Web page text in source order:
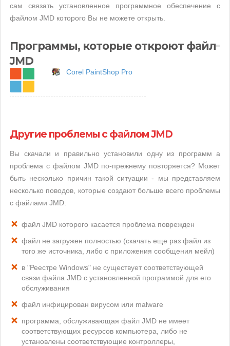
сам связать установленное программное обеспечение с
файлом JMD которого Вы не можете открыть.
Программы, которые откроют файл
JMD
Corel PaintShop Pro
Другие проблемы с файлом JMD
Вы скачали и правильно установили одну из программ а
проблема с файлом JMD по-прежнему повторяется? Может
быть несколько причин такой ситуации - мы представляем
несколько поводов, которые создают больше всего проблемы
с файлами JMD:
файл JMD которого касается проблема поврежден
файл не загружен полностью (скачать еще раз файл из
того же источника, либо с приложения сообщения мейл)
в "Реестре Windows" не существует соответствующей
связи файла JMD с установленной программой для его
обслуживания
файл инфицирован вирусом или malware
программа, обслуживающая файл JMD не имеет
соответствующих ресурсов компьютера, либо не
установлены соответствующие контроллеры,